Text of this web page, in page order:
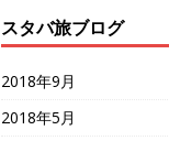
スタバ旅ブログ
2018年9月
2018年5月